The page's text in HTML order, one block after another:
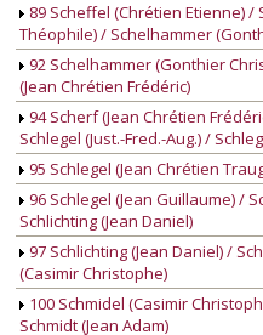
89 Scheffel (Chrétien Etienne)
Théophile) / Schelhammer
92 Schelhammer (Gonthier
(Jean Chrétien Frédéric)
94 Scherf (Jean Chrétien
Schlegel (Just.-Fred.-Aug.) /
95 Schlegel (Jean Chrétien
96 Schlegel (Jean Guillaume) /
Schlichting (Jean Daniel)
97 Schlichting (Jean Daniel) /
(Casimir Christophe)
100 Schmidel (Casimir
Schmidt (Jean Adam)